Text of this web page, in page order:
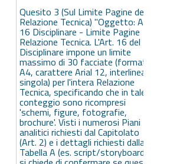
Quesito 3 (Sul Limite Pagine della
Relazione Tecnica) "Oggetto: Art.
16 Disciplinare - Limite Pagine
Relazione Tecnica. L'Art. 16 del
Disciplinare impone un limite
massimo di 30 facciate (formato
A4, carattere Arial 12, interlinea
singola) per l'intera Relazione
Tecnica, specificando che in tale
conteggio sono ricompresi
'schemi, figure, fotografie,
brochure'. Visti i numerosi Piani
analitici richiesti dal Capitolato
(Art. 2) e i dettagli richiesti dalla
Tabella A (es. script/storyboard),